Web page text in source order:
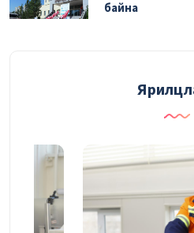
байна
УДИРДАХ
ЗӨВЛӨГӨӨНИЙ
Судалгаа,
үйлдвэрлэлийн